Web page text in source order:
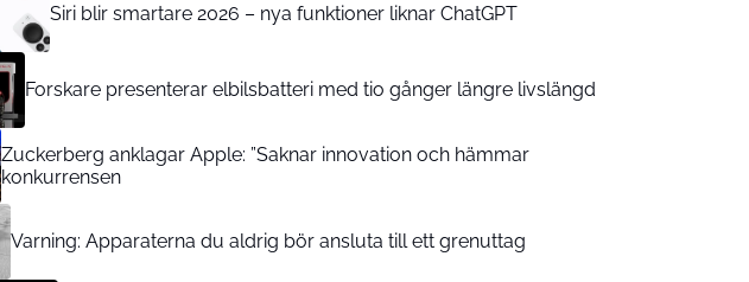
Siri blir smartare 2026 – nya funktioner liknar ChatGPT
Forskare presenterar elbilsbatteri med tio gånger längre livslängd
Zuckerberg anklagar Apple: ”Saknar innovation och hämmar
konkurrensen
Varning: Apparaterna du aldrig bör ansluta till ett grenuttag